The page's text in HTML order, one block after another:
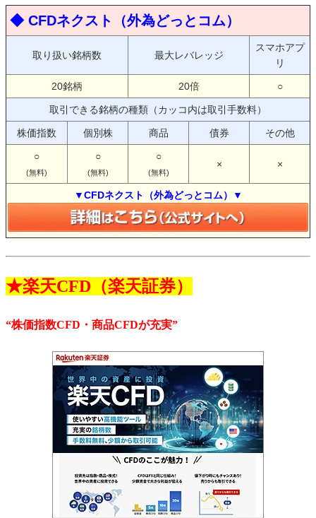
◆ CFDネクスト（外為どっとコム）
取り扱い銘柄数 最大レバレッジ
スマホアプ
リ
20銘柄 20倍 ○
取引できる銘柄の種類（カッコ内は取引手数料）
株価指数 個別株 商品 債券 その他
○
(無料)
○
(無料)
○
(無料)
× ×
▼CFDネクスト（外為どっとコム）▼
★楽天CFD（楽天証券）
“株価指数CFD・商品CFDが充実”